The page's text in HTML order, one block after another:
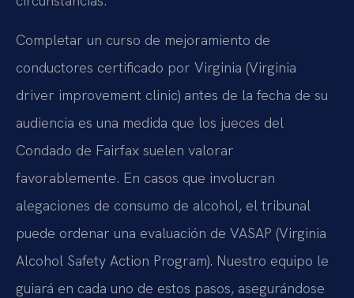
Completar un curso de mejoramiento de
conductores certificado por Virginia (Virginia
driver improvement clinic) antes de la fecha de su
audiencia es una medida que los jueces del
Condado de Fairfax suelen valorar
favorablemente. En casos que involucran
alegaciones de consumo de alcohol, el tribunal
puede ordenar una evaluación de VASAP (Virginia
Alcohol Safety Action Program). Nuestro equipo le
guiará en cada uno de estos pasos, asegurándose